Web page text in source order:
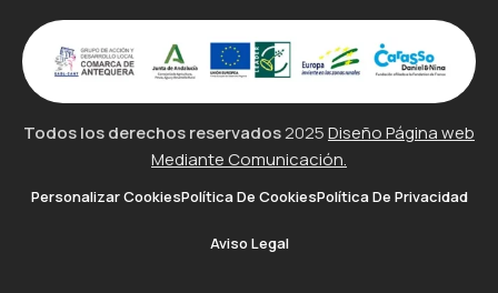
Todos los derechos reservados2025Diseño Página web
Mediante Comunicación.
Personalizar CookiesPolítica De CookiesPolítica De Privacidad
Aviso Legal